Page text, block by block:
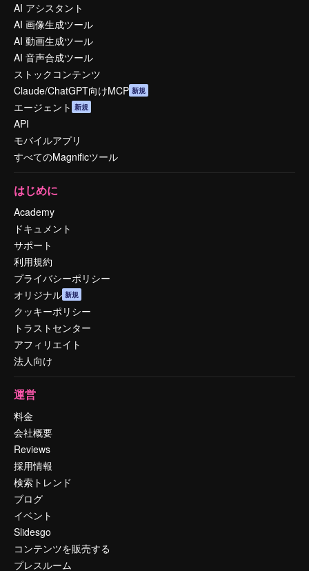
AI アシスタント
AI 画像生成ツール
AI 動画生成ツール
AI 音声合成ツール
ストックコンテンツ
Claude/ChatGPT向けMCP 新規
エージェント 新規
API
モバイルアプリ
すべてのMagnificツール
はじめに
Academy
ドキュメント
サポート
利用規約
プライバシーポリシー
オリジナル 新規
クッキーポリシー
トラストセンター
アフィリエイト
法人向け
運営
料金
会社概要
Reviews
採用情報
検索トレンド
ブログ
イベント
Slidesgo
コンテンツを販売する
プレスルーム